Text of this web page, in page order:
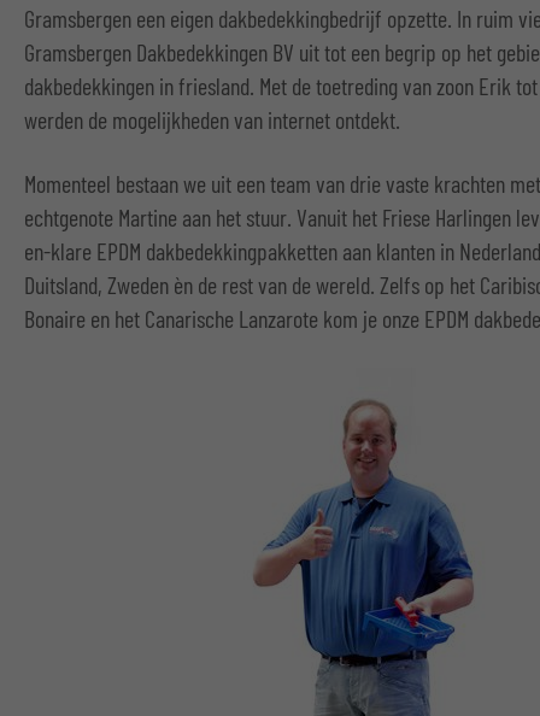
Gramsbergen een eigen dakbedekkingbedrijf opzette. In ruim
Gramsbergen Dakbedekkingen BV uit tot een begrip op het
dakbedekkingen in friesland. Met de toetreding van zoon Erik
werden de mogelijkheden van internet ontdekt.
Momenteel bestaan we uit een team van drie vaste krachten
echtgenote Martine aan het stuur. Vanuit het Friese Harlingen
en-klare EPDM dakbedekkingpakketten aan klanten in
Duitsland, Zweden èn de rest van de wereld. Zelfs op het
Bonaire en het Canarische Lanzarote kom je onze EPDM